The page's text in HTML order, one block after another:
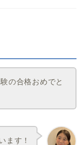
の合格おめでと
ます！